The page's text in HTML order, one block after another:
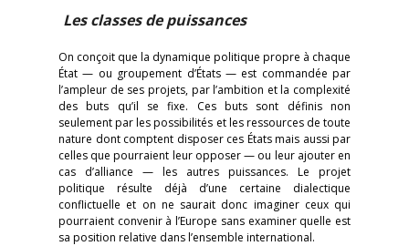
Les classes de puissances
On conçoit que la dynamique politique propre à chaque
État — ou groupement d’États — est commandée par
l’ampleur de ses projets, par l’ambition et la complexité
des buts qu’il se fixe. Ces buts sont définis non
seulement par les possibilités et les ressources de toute
nature dont comptent disposer ces États mais aussi par
celles que pourraient leur opposer — ou leur ajouter en
cas d’alliance — les autres puissances. Le projet
politique résulte déjà d’une certaine dialectique
conflictuelle et on ne saurait donc imaginer ceux qui
pourraient convenir à l’Europe sans examiner quelle est
sa position relative dans l’ensemble international.